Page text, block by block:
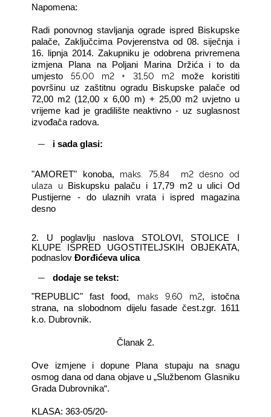
Napomena:
Radi ponovnog stavljanja ograde ispred Biskupske
palače, Zaključcima Povjerenstva od 08. siječnja i
16. lipnja 2014. Zakupniku je odobrena privremena
izmjena Plana na Poljani Marina Držića i to da
umjesto 55,00 m2 + 31,50 m2može koristiti
površinu uz zaštitnu ogradu Biskupske palače od
72,00 m2 (12,00 x 6,00 m) + 25,00 m2 uvjetno u
vrijeme kad je gradilište neaktivno - uz suglasnost
izvođača radova.
― i sada glasi:
"AMORET" konoba, maks. 75,84
m2 desno od
ulaza uBiskupsku palaču i 17,79 m2 u ulici Od
Pustijerne - do ulaznih vrata i ispred magazina
desno
2. U poglavlju naslova STOLOVI, STOLICE I
KLUPE ISPRED UGOSTITELJSKIH OBJEKATA,
podnaslovĐorđićeva ulica
―
dodaje se tekst:
"REPUBLIC" fast food, maks 9,60 m2, istočna
strana, na slobodnom dijelu fasade čest.zgr. 1611
k.o. Dubrovnik.
Članak 2.
Ove izmjene i dopune Plana stupaju na snagu
osmog dana od dana objave u „Službenom Glasniku
Grada Dubrovnika“.
KLASA: 363-05/20-